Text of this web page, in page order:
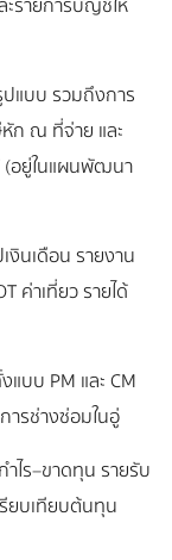
ะรายการบัญชีให้
แบบ รวมถึงการ
ก ณ ที่จ่าย และ
(อยู่ในแผนพัฒนา
งินเดือน รายงาน
ค่าเที่ยว รายได้
บบ PM และ CM
ารช่างซ่อมในอู่
ไร–ขาดทุน รายรับ
ยบเทียบต้นทุน